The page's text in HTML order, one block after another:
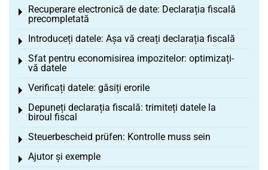
Recuperare electronică de date: Declarația fiscală
precompletată
Toggle menu
Introduceți datele: Așa vă creați declarația fiscală
Toggle menu
Sfat pentru economisirea impozitelor: optimizați-
vă datele
Toggle menu
Verificați datele: găsiți erorile
Toggle menu
Depuneți declarația fiscală: trimiteți datele la
biroul fiscal
Toggle menu
Steuerbescheid prüfen: Kontrolle muss sein
Toggle menu
Ajutor și exemple
Toggle menu